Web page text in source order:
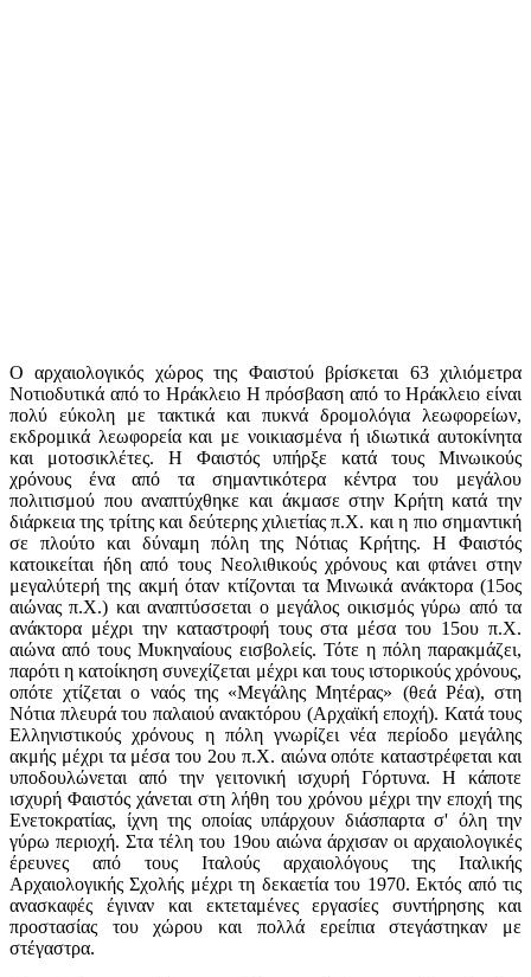
Ο αρχαιολογικός χώρος της Φαιστού βρίσκεται 63 χιλιόμετρα
Νοτιοδυτικά από το Ηράκλειο Η πρόσβαση από το Ηράκλειο είναι
πολύ εύκολη με τακτικά και πυκνά δρομολόγια λεωφορείων,
εκδρομικά λεωφορεία και με νοικιασμένα ή ιδιωτικά αυτοκίνητα
και μοτοσικλέτες. Η Φαιστός υπήρξε κατά τους Μινωικούς
χρόνους ένα από τα σημαντικότερα κέντρα του μεγάλου
πολιτισμού που αναπτύχθηκε και άκμασε στην Κρήτη κατά την
διάρκεια της τρίτης και δεύτερης χιλιετίας π.Χ. και η πιο σημαντική
σε πλούτο και δύναμη πόλη της Νότιας Κρήτης. Η Φαιστός
κατοικείται ήδη από τους Νεολιθικούς χρόνους και φτάνει στην
μεγαλύτερή της ακμή όταν κτίζονται τα Μινωικά ανάκτορα (15ος
αιώνας π.Χ.) και αναπτύσσεται ο μεγάλος οικισμός γύρω από τα
ανάκτορα μέχρι την καταστροφή τους στα μέσα του 15ου π.Χ.
αιώνα από τους Μυκηναίους εισβολείς. Τότε η πόλη παρακμάζει,
παρότι η κατοίκηση συνεχίζεται μέχρι και τους ιστορικούς χρόνους,
οπότε χτίζεται ο ναός της «Μεγάλης Μητέρας» (θεά Pέα), στη
Νότια πλευρά του παλαιού ανακτόρου (Αρχαϊκή εποχή). Κατά τους
Ελληνιστικούς χρόνους η πόλη γνωρίζει νέα περίοδο μεγάλης
ακμής μέχρι τα μέσα του 2ου π.Χ. αιώνα οπότε καταστρέφεται και
υποδουλώνεται από την γειτονική ισχυρή Γόρτυνα. Η κάποτε
ισχυρή Φαιστός χάνεται στη λήθη του χρόνου μέχρι την εποχή της
Ενετοκρατίας, ίχνη της οποίας υπάρχουν διάσπαρτα σ' όλη την
γύρω περιοχή. Στα τέλη του 19ου αιώνα άρχισαν οι αρχαιολογικές
έρευνες από τους Ιταλούς αρχαιολόγους της Ιταλικής
Αρχαιολογικής Σχολής μέχρι τη δεκαετία του 1970. Εκτός από τις
ανασκαφές έγιναν και εκτεταμένες εργασίες συντήρησης και
προστασίας του χώρου και πολλά ερείπια στεγάστηκαν με
στέγαστρα.